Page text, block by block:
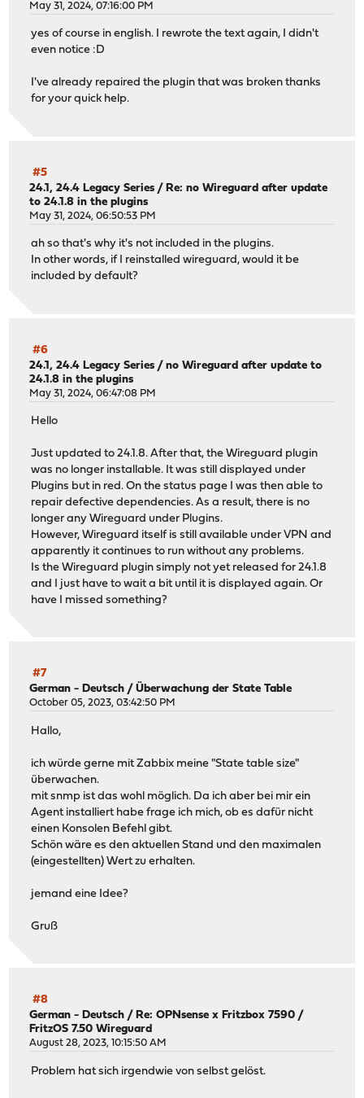
May 31, 2024, 07:16:00 PM
yes of course in english. I rewrote the text again, I didn't
even notice :D
I've already repaired the plugin that was broken thanks
for your quick help.
#5
24.1, 24.4 Legacy Series / Re: no Wireguard after update
to 24.1.8 in the plugins
May 31, 2024, 06:50:53 PM
ah so that's why it's not included in the plugins.
In other words, if I reinstalled wireguard, would it be
included by default?
#6
24.1, 24.4 Legacy Series /no Wireguard after update to
24.1.8 in the plugins
May 31, 2024, 06:47:08 PM
Hello
Just updated to 24.1.8. After that, the Wireguard plugin
was no longer installable. It was still displayed under
Plugins but in red. On the status page I was then able to
repair defective dependencies. As a result, there is no
longer any Wireguard under Plugins.
However, Wireguard itself is still available under VPN and
apparently it continues to run without any problems.
Is the Wireguard plugin simply not yet released for 24.1.8
and I just have to wait a bit until it is displayed again. Or
have I missed something?
#7
German - Deutsch /Überwachung der State Table
October 05, 2023, 03:42:50 PM
Hallo,
ich würde gerne mit Zabbix meine "State table size"
überwachen.
mit snmp ist das wohl möglich. Da ich aber bei mir ein
Agent installiert habe frage ich mich, ob es dafür nicht
einen Konsolen Befehl gibt.
Schön wäre es den aktuellen Stand und den maximalen
(eingestellten) Wert zu erhalten.
jemand eine Idee?
Gruß
#8
German - Deutsch /Re: OPNsense x Fritzbox 7590 /
FritzOS 7.50 Wireguard
August 28, 2023, 10:15:50 AM
Problem hat sich irgendwie von selbst gelöst.